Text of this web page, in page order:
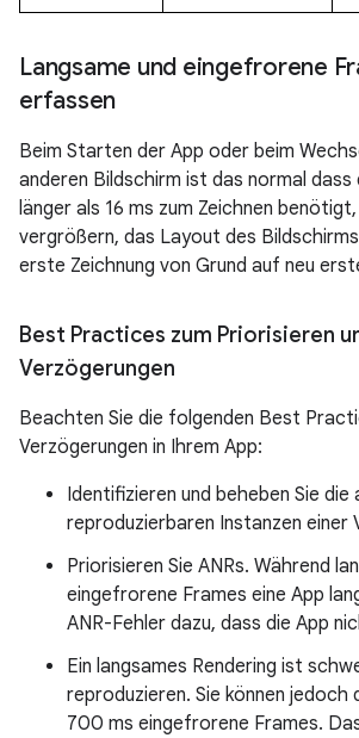
Langsame und eingefrorene
erfassen
Beim Starten der App oder beim
anderen Bildschirm ist das normal
länger als 16 ms zum Zeichnen
vergrößern, das Layout des
erste Zeichnung von Grund auf neu
Best Practices zum Priorisieren
Verzögerungen
Beachten Sie die folgenden Best
Verzögerungen in Ihrem App:
Identifizieren und beheben Sie
reproduzierbaren Instanzen einer
Priorisieren Sie ANRs. Während
eingefrorene Frames eine App
ANR-Fehler dazu, dass die App
Ein langsames Rendering ist
reproduzieren. Sie können jedoch
700 ms eingefrorene Frames.